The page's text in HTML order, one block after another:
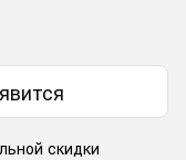
скидки